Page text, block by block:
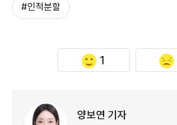
#인적분할
1
양보연 기자